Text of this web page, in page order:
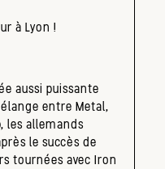
à Lyon !
aussi puissante
entre Metal,
les allemands
le succès de
tournées avec Iron